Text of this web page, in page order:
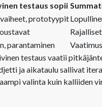
testaus sopii
prototyypit
parantaminen
testaus vaatii
ja aikataulu sallivat
valinta kuin kalliiden